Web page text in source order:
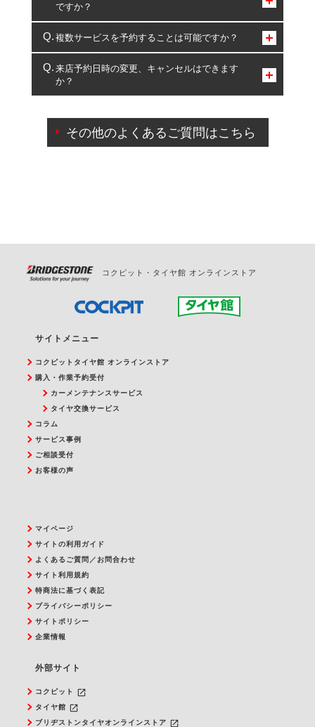
ですか？
コクピット・タイヤ館のみとなります。
複数サービスを予約することは可能ですか？
複数サービスのご予約は可能です。
一部の商品・サービスの組み合わせに限り、同時にご予約が
出来ないものもございます。
来店予約日時の変更、キャンセルはできます
か？
ご来店予約日の3営業日前を過ぎている場合のご予約
の日時変更につきましては、直接ご予約の店舗まで
その他のよくあるご質問はこちら
コクピット・タイヤ館 オンラインストア
サイトメニュー
コクピットタイヤ館 オンラインストア
購入・作業予約受付
カーメンテナンスサービス
タイヤ交換サービス
コラム
サービス事例
ご相談受付
お客様の声
マイページ
サイトの利用ガイド
よくあるご質問／お問合わせ
サイト利用規約
特商法に基づく表記
プライバシーポリシー
サイトポリシー
企業情報
外部サイト
コクピット launch
タイヤ館 launch
ブリヂストンタイヤオンラインストア launch